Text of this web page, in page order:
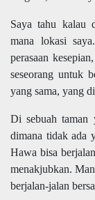
Saya tahu kalau
mana lokasi
perasaan
seseorang untuk
yang sama, yang
Di sebuah taman
dimana tidak ada
Hawa bisa
menakjubkan.
berjalan-jalan